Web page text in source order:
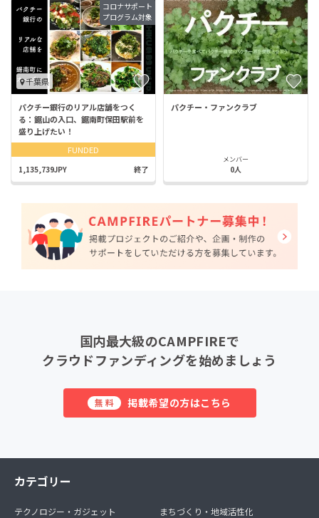
コロナサポート
プログラム対象
千葉県
パクチー銀行のリアル店舗をつく
る：鋸山の入口、鋸南町保田駅前を
盛り上げたい！
FUNDED
1,135,739JPY 終了
パクチー・ファンクラブ
メンバー
0人
国内最大級のCAMPFIREで
クラウドファンディングを始めましょう
無料 掲載希望の方はこちら
カテゴリー
テクノロジー・ガジェット
まちづくり・地域活性化